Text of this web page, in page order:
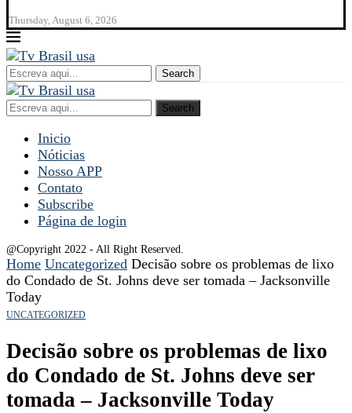
Thursday, August 6, 2026
Search
Search
Inicio
Nóticias
Nosso APP
Contato
Subscribe
Página de login
@Copyright 2022 - All Right Reserved.
Home Uncategorized Decisão sobre os problemas de lixo
do Condado de St. Johns deve ser tomada – Jacksonville
Today
UNCATEGORIZED
Decisão sobre os problemas de lixo
do Condado de St. Johns deve ser
tomada – Jacksonville Today